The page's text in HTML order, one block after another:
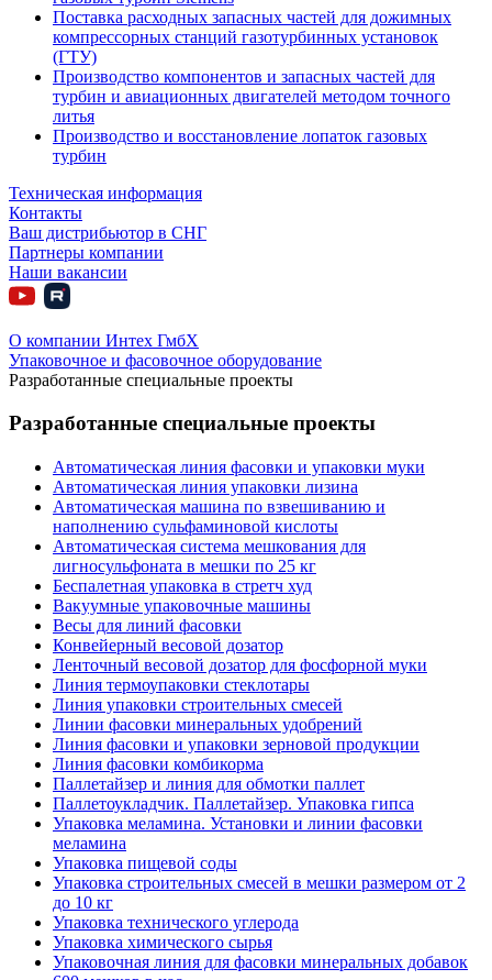
Поставка расходных запасных частей для дожимных
компрессорных станций газотурбинных установок
(ГТУ)
Производство компонентов и запасных частей для
турбин и авиационных двигателей методом точного
литья
Производство и восстановление лопаток газовых
турбин
Техническая информация
Контакты
Ваш дистрибьютор в СНГ
Партнеры компании
Наши вакансии
О компании Интех ГмбХ
Упаковочное и фасовочное оборудование
Разработанные специальные проекты
Разработанные специальные проекты
Автоматическая линия фасовки и упаковки муки
Автоматическая линия упаковки лизина
Автоматическая машина по взвешиванию и
наполнению сульфаминовой кислоты
Автоматическая система мешкования для
лигносульфоната в мешки по 25 кг
Беспалетная упаковка в стретч худ
Вакуумные упаковочные машины
Весы для линий фасовки
Конвейерный весовой дозатор
Ленточный весовой дозатор для фосфорной муки
Линия термоупаковки стеклотары
Линия упаковки строительных смесей
Линии фасовки минеральных удобрений
Линия фасовки и упаковки зерновой продукции
Линия фасовки комбикорма
Паллетайзер и линия для обмотки паллет
Паллетоукладчик. Паллетайзер. Упаковка гипса
Упаковка меламина. Установки и линии фасовки
меламина
Упаковка пищевой соды
Упаковка строительных смесей в мешки размером от 2
до 10 кг
Упаковка технического углерода
Упаковка химического сырья
Упаковочная линия для фасовки минеральных добавок